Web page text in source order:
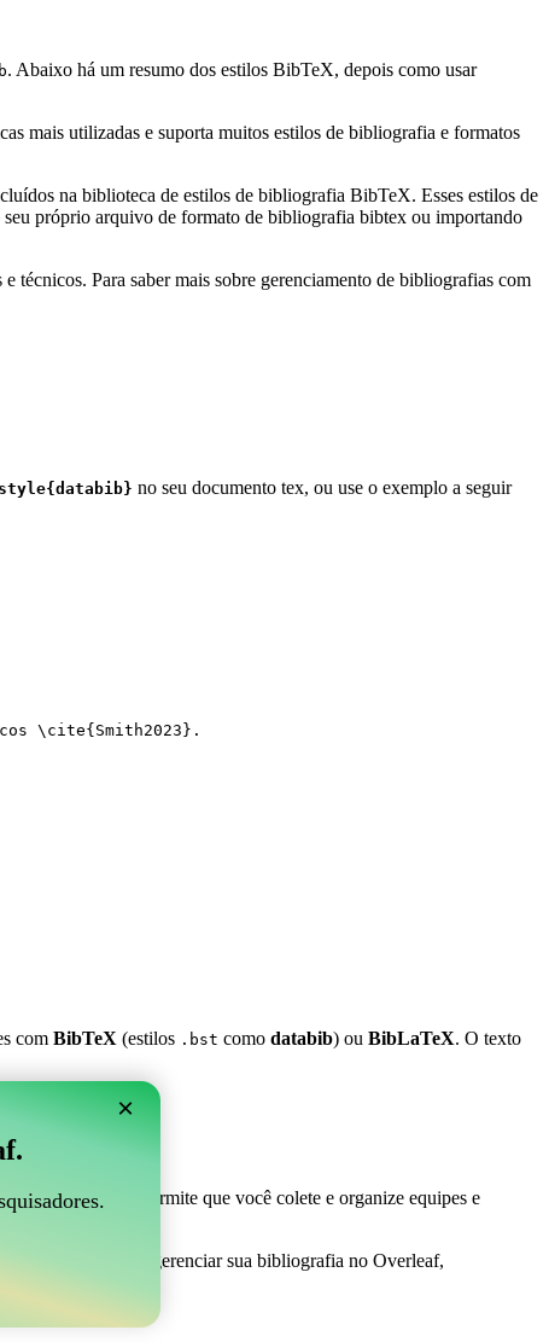
. Abaixo há um resumo dos estilos BibTeX, depois como usar
mais utilizadas e suporta muitos estilos de bibliografia e formatos
na biblioteca de estilos de bibliografia BibTeX. Esses estilos de
próprio arquivo de formato de bibliografia bibtex ou importando
técnicos. Para saber mais sobre gerenciamento de bibliografias com
no seu documento tex, ou use o exemplo a seguir
\cite{ Smith2023 }.
com BibTeX (estilos .bst como databib) ou BibLaTeX. O texto
ser perfeito! Ele permite que você colete e organize equipes e
maneira fácil de gerenciar sua bibliografia no Overleaf,
×